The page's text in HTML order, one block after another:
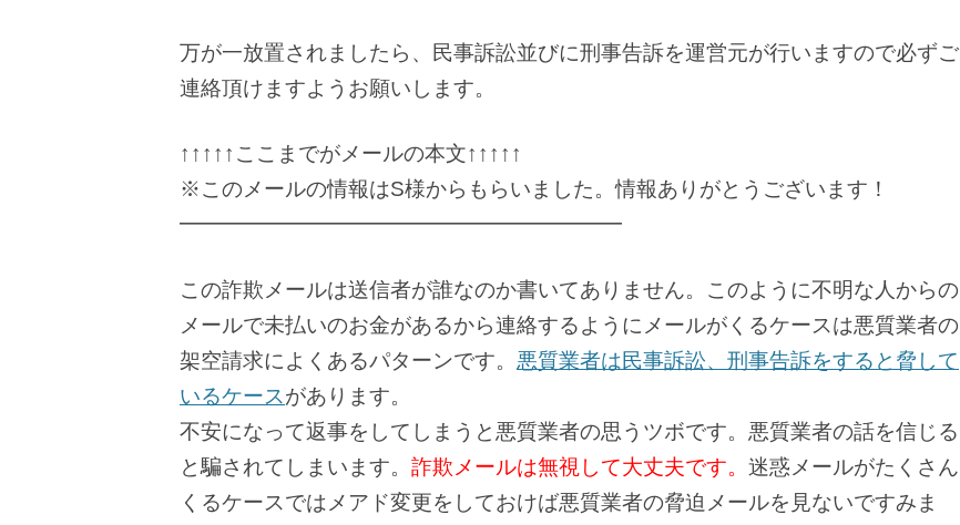
万が一放置されましたら、民事訴訟並びに刑事告訴を運営元が行いますので必ずご
連絡頂けますようお願いします。
↑↑↑↑↑ここまでがメールの本文↑↑↑↑↑
※このメールの情報はS様からもらいました。情報ありがとうございます！
━━━━━━━━━━━━━━━━━━━━━
この詐欺メールは送信者が誰なのか書いてありません。このように不明な人からの
メールで未払いのお金があるから連絡するようにメールがくるケースは悪質業者の
架空請求によくあるパターンです。 悪質業者は民事訴訟、刑事告訴をすると脅して
いるケースがあります。
不安になって返事をしてしまうと悪質業者の思うツボです。悪質業者の話を信じる
と騙されてしまいます。 詐欺メールは無視して大丈夫です。 迷惑メールがたくさん
くるケースではメアド変更をしておけば悪質業者の脅迫メールを見ないですみま